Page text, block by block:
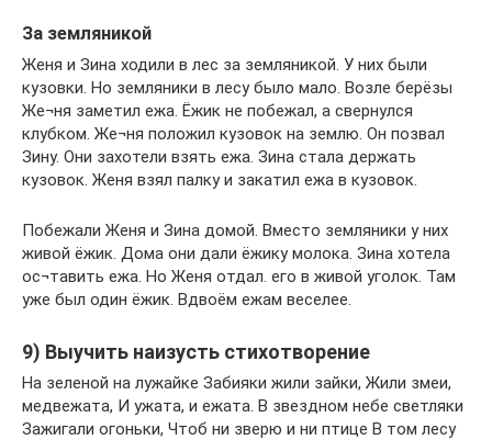
За земляникой
Женя и Зина ходили в лес за земляникой. У них были
кузовки. Но земляники в лесу было мало. Возле берёзы
Же¬ня заметил ежа. Ёжик не побежал, а свернулся
клубком. Же¬ня положил кузовок на землю. Он позвал
Зину. Они захотели взять ежа. Зина стала держать
кузовок. Женя взял палку и закатил ежа в кузовок.
Побежали Женя и Зина домой. Вместо земляники у них
живой ёжик. Дома они дали ёжику молока. Зина хотела
ос¬тавить ежа. Но Женя отдал. его в живой уголок. Там
уже был один ёжик. Вдвоём ежам веселее.
9) Выучить наизусть стихотворение
На зеленой на лужайке Забияки жили зайки, Жили змеи,
медвежата, И ужата, и ежата. В звездном небе светляки
Зажигали огоньки, Чтоб ни зверю и ни птице В том лесу